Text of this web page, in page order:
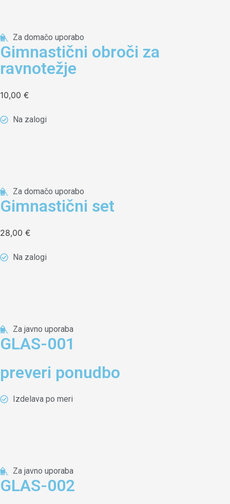
Za domačo uporabo
Gimnastični obroči za
ravnotežje
10,00 €
Na zalogi
Za domačo uporabo
Gimnastični set
28,00 €
Na zalogi
Za javno uporaba
GLAS-001
preveri ponudbo
Izdelava po meri
Za javno uporaba
GLAS-002